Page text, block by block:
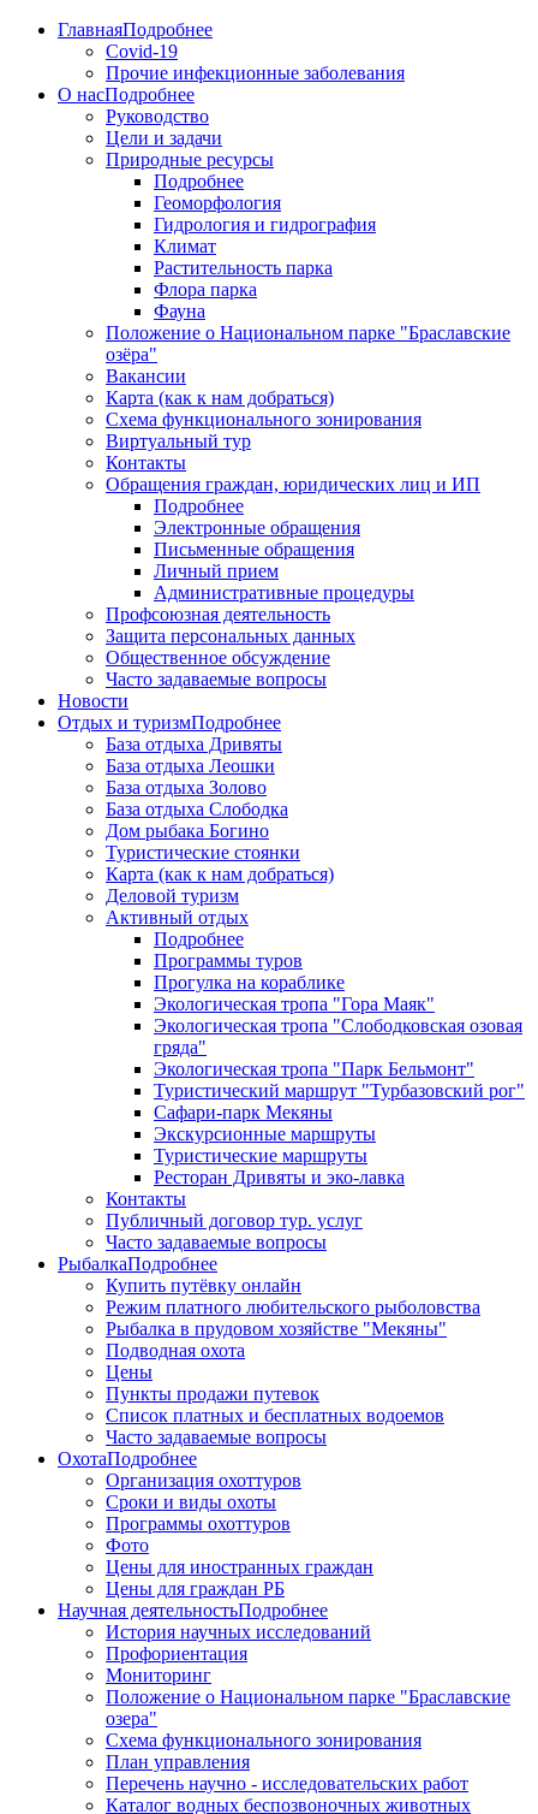
ГлавнаяПодробнее
Covid-19
Прочие инфекционные заболевания
О насПодробнее
Руководство
Цели и задачи
Природные ресурсы
Подробнее
Геоморфология
Гидрология и гидрография
Климат
Растительность парка
Флора парка
Фауна
Положение о Национальном парке "Браславские
озёра"
Вакансии
Карта (как к нам добраться)
Схема функционального зонирования
Виртуальный тур
Контакты
Обращения граждан, юридических лиц и ИП
Подробнее
Электронные обращения
Письменные обращения
Личный прием
Административные процедуры
Профсоюзная деятельность
Защита персональных данных
Общественное обсуждение
Часто задаваемые вопросы
Новости
Отдых и туризмПодробнее
База отдыха Дривяты
База отдыха Леошки
База отдыха Золово
База отдыха Слободка
Дом рыбака Богино
Туристические стоянки
Карта (как к нам добраться)
Деловой туризм
Активный отдых
Подробнее
Программы туров
Прогулка на кораблике
Экологическая тропа "Гора Маяк"
Экологическая тропа "Слободковская озовая
гряда"
Экологическая тропа "Парк Бельмонт"
Туристический маршрут "Турбазовский рог"
Сафари-парк Мекяны
Экскурсионные маршруты
Туристические маршруты
Ресторан Дривяты и эко-лавка
Контакты
Публичный договор тур. услуг
Часто задаваемые вопросы
РыбалкаПодробнее
Купить путёвку онлайн
Режим платного любительского рыболовства
Рыбалка в прудовом хозяйстве "Мекяны"
Подводная охота
Цены
Пункты продажи путевок
Список платных и бесплатных водоемов
Часто задаваемые вопросы
ОхотаПодробнее
Организация охоттуров
Сроки и виды охоты
Программы охоттуров
Фото
Цены для иностранных граждан
Цены для граждан РБ
Научная деятельностьПодробнее
История научных исследований
Профориентация
Мониторинг
Положение о Национальном парке "Браславские
озера"
Схема функционального зонирования
План управления
Перечень научно - исследовательских работ
Каталог водных беспозвоночных животных